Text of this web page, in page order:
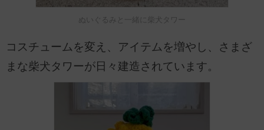
ぬいぐるみと一緒に柴犬タワー
コスチュームを変え、アイテムを増やし、さまざ
まな柴犬タワーが日々建造されています。